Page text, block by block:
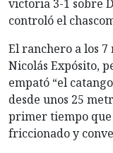
victoria 3-1 sobre
controló el
El ranchero a los 7
Nicolás Expósito,
empató “el
desde unos 25
primer tiempo
friccionado y